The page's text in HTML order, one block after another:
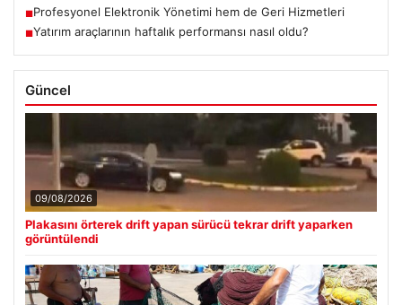
■Profesyonel Elektronik Yönetimi hem de Geri Hizmetleri
■Yatırım araçlarının haftalık performansı nasıl oldu?
Güncel
09/08/2026
Plakasını örterek drift yapan sürücü tekrar drift yaparken
görüntülendi